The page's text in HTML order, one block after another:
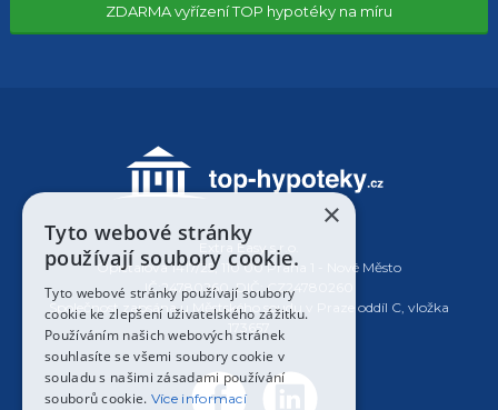
ZDARMA vyřízení TOP hypotéky na míru
Extra Easy s.r.o.
Opletalova 1417/25, 110 00 Praha 1 - Nové Město
IČ:24780260, DIČ: CZ24780260
Společnost zapsána u Městského soudu v Praze oddíl C, vložka
173657
×
Tyto webové stránky
používají soubory cookie.
Tyto webové stránky používají soubory
cookie ke zlepšení uživatelského zážitku.
Používáním našich webových stránek
souhlasíte se všemi soubory cookie v
souladu s našimi zásadami používání
souborů cookie. Více informací